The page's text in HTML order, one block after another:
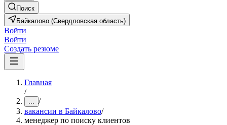
Поиск
Байкалово (Свердловская область)
Войти
Войти
Создать резюме
Главная
/
... /
вакансии в Байкалово/
менеджер по поиску клиентов